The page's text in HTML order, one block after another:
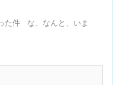
た件 な、なんと、いま